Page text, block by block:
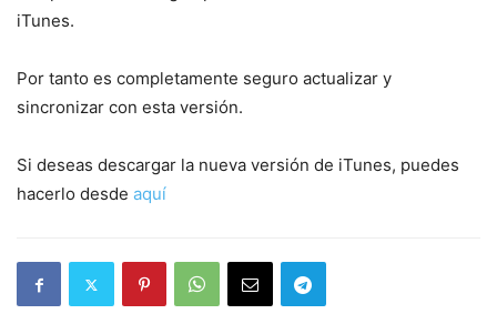
iTunes.
Por tanto es completamente seguro actualizar y
sincronizar con esta versión.
Si deseas descargar la nueva versión de iTunes, puedes
hacerlo desde aquí